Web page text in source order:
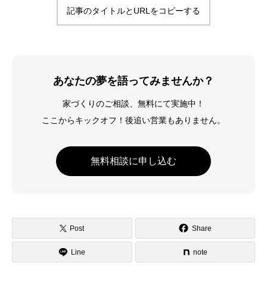
記事のタイトルとURLをコピーする
あなたの夢を語ってみませんか？
家づくりのご相談、無料にて実施中！
ここからキックオフ！後追い営業もありません。
無料相談に申し込む
Post Share
Line note